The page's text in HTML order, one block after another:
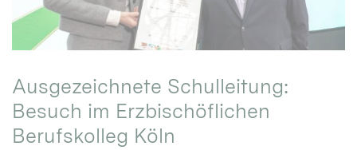
Ausgezeichnete Schulleitung:
Besuch im Erzbischöflichen
Berufskolleg Köln